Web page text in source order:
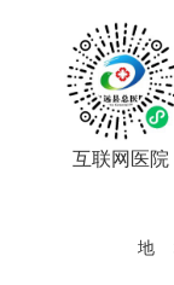
互联网医院
地